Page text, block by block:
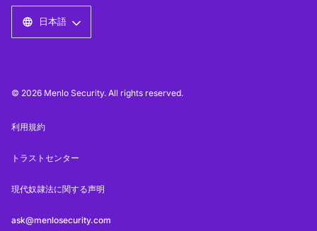
日本語
© 2026 Menlo Security. All rights reserved.
利用規約
トラストセンター
現代奴隷法に関する声明
ask@menlosecurity.com